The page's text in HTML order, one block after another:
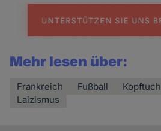
Mehr lesen über:
Frankreich Fußball Kopftuch
Laizismus